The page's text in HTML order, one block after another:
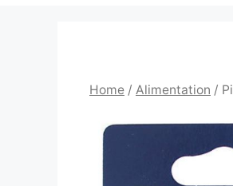
Home / Alimentation /